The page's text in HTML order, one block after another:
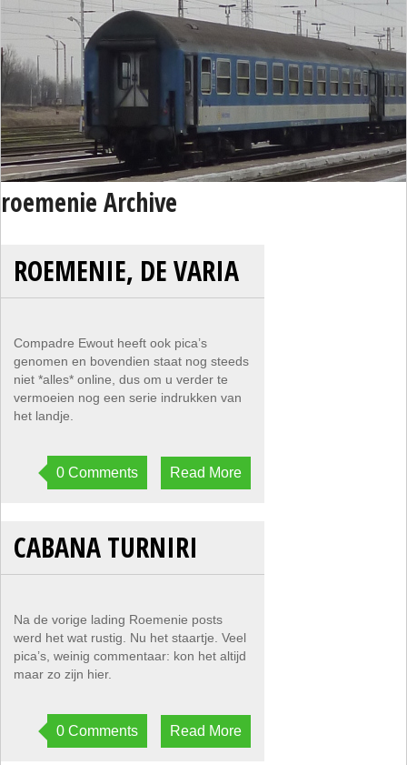
roemenie Archive
ROEMENIE, DE VARIA
Compadre Ewout heeft ook pica’s
genomen en bovendien staat nog steeds
niet *alles* online, dus om u verder te
vermoeien nog een serie indrukken van
het landje.
0 Comments Read More
CABANA TURNIRI
Na de vorige lading Roemenie posts
werd het wat rustig. Nu het staartje. Veel
pica’s, weinig commentaar: kon het altijd
maar zo zijn hier.
0 Comments Read More